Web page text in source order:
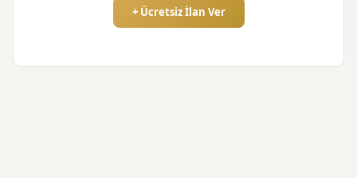
+ Ücretsiz İlan Ver